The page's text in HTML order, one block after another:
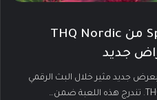
لعبة Space for Sale من THQ Nordic
جديد
تألّقت لعبة Space for Sale بعرض جديد مثير خلال البث الرقمي